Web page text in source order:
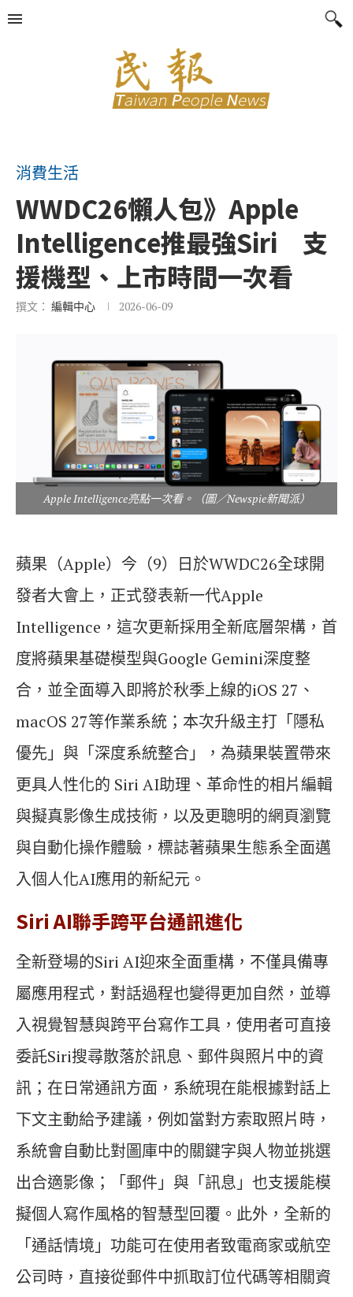
消費生活
WWDC26懶人包》Apple
Intelligence推最強Siri 支
援機型、上市時間一次看
撰文： 編輯中心 2026-06-09
Apple Intelligence亮點一次看。（圖／Newspie新聞派）
蘋果（Apple）今（9）日於WWDC26全球開
發者大會上，正式發表新一代Apple
Intelligence，這次更新採用全新底層架構，首
度將蘋果基礎模型與Google Gemini深度整
合，並全面導入即將於秋季上線的iOS 27、
macOS 27等作業系統；本次升級主打「隱私
優先」與「深度系統整合」，為蘋果裝置帶來
更具人性化的 Siri AI助理、革命性的相片編輯
與擬真影像生成技術，以及更聰明的網頁瀏覽
與自動化操作體驗，標誌著蘋果生態系全面邁
入個人化AI應用的新紀元。
Siri AI聯手跨平台通訊進化
全新登場的Siri AI迎來全面重構，不僅具備專
屬應用程式，對話過程也變得更加自然，並導
入視覺智慧與跨平台寫作工具，使用者可直接
委託Siri搜尋散落於訊息、郵件與照片中的資
訊；在日常通訊方面，系統現在能根據對話上
下文主動給予建議，例如當對方索取照片時，
系統會自動比對圖庫中的關鍵字與人物並挑選
出合適影像；「郵件」與「訊息」也支援能模
擬個人寫作風格的智慧型回覆。此外，全新的
「通話情境」功能可在使用者致電商家或航空
公司時，直接從郵件中抓取訂位代碼等相關資